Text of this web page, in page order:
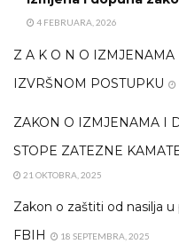
4 FEBRUARA, 2026
Z A K O N O
IZVRŠNOM POSTUPKU
ZAKON O IZMJENAMA I
STOPE ZATEZNE
21 OKTOBRA, 2025
Zakon o zaštiti od nasilja
FBIH
18 SEPTEMBRA, 2025